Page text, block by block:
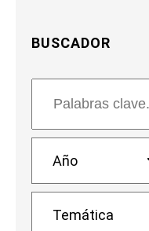
BUSCADOR